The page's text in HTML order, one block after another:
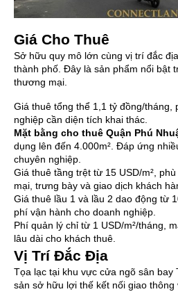
Giá Cho Thuê
Sở hữu quy mô lớn cùng vị trí đắc
thành phố. Đây là sản phẩm nổi bật
thương mại.
Giá thuê tổng thể 1,1 tỷ đồng/tháng,
nghiệp cần diện tích khai thác.
Mặt bằng cho thuê Quận Phú
dụng lên đến 4.000m². Đáp ứng
chuyên nghiệp.
Giá thuê tầng trệt từ 15 USD/m²,
mại, trưng bày và giao dịch khách
Giá thuê lầu 1 và lầu 2 dao động từ
phí vận hành cho doanh nghiệp.
Phí quản lý chỉ từ 1 USD/m²/tháng,
lâu dài cho khách thuê.
Vị Trí Đắc Địa
Tọa lạc tại khu vực cửa ngõ sân bay
sản sở hữu lợi thế kết nối giao